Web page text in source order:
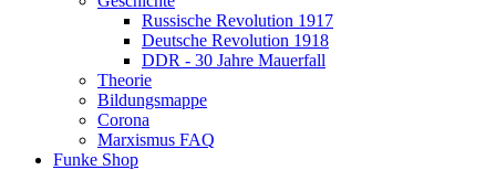
Russische Revolution 1917
Deutsche Revolution 1918
DDR - 30 Jahre Mauerfall
Theorie
Bildungsmappe
Corona
Marxismus FAQ
Funke Shop